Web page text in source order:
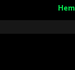
Hem